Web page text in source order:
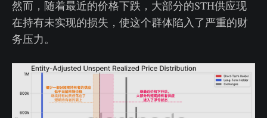
然而，随着最近的价格下跌，大部分的STH供应现
在持有未实现的损失，使这个群体陷入了严重的财
务压力。